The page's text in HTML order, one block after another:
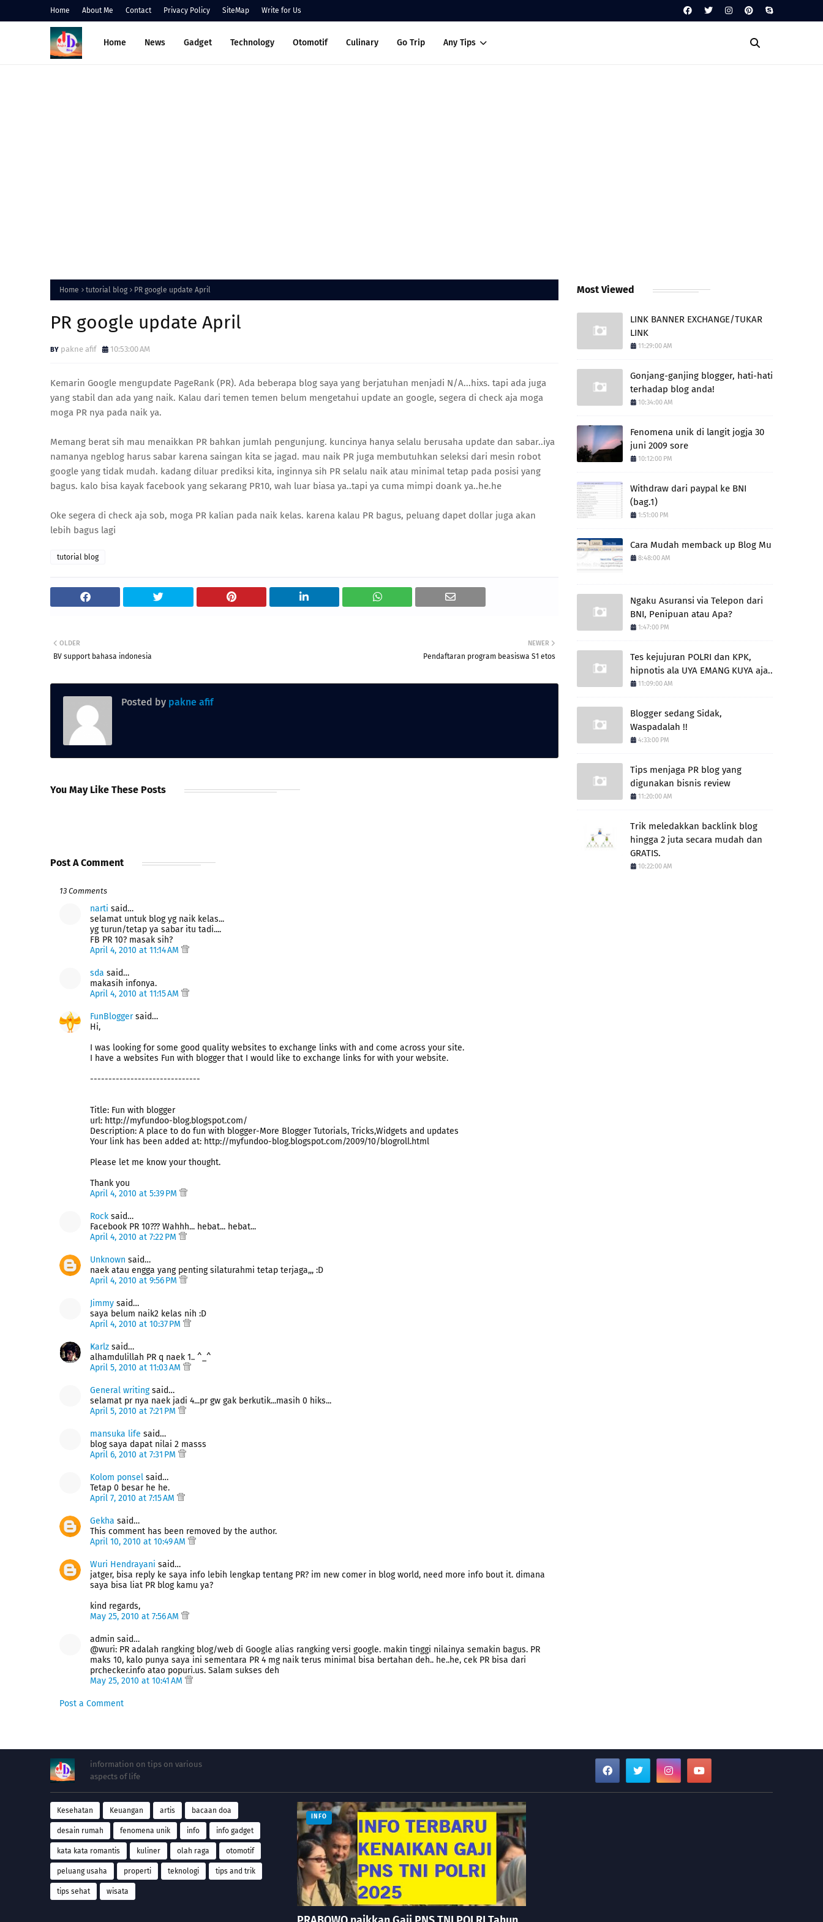
Home About Me Contact Privacy Policy SiteMap Write for Us
Home News Gadget Technology Otomotif Culinary Go Trip Any Tips
Home tutorial blog PR google update April
PR google update April
pakne afif 10:53:00 AM
Kemarin Google mengupdate PageRank (PR). Ada beberapa blog saya yang berjatuhan menjadi N/A...hixs. tapi ada juga
yang stabil dan ada yang naik. Kalau dari temen temen belum mengetahui update an google, segera di check aja moga
moga PR nya pada naik ya.
Memang berat sih mau menaikkan PR bahkan jumlah pengunjung. kuncinya hanya selalu berusaha update dan sabar..iya
namanya ngeblog harus sabar karena saingan kita se jagad. mau naik PR juga membutuhkan seleksi dari mesin robot
google yang tidak mudah. kadang diluar prediksi kita, inginnya sih PR selalu naik atau minimal tetap pada posisi yang
bagus. kalo bisa kayak facebook yang sekarang PR10, wah luar biasa ya..tapi ya cuma mimpi doank ya..he.he
Oke segera di check aja sob, moga PR kalian pada naik kelas. karena kalau PR bagus, peluang dapet dollar juga akan
lebih bagus lagi
tutorial blog
NEWER
Pendaftaran program beasiswa S1 etos
OLDER
BV support bahasa indonesia
Posted by pakne afif
You May Like These Posts
Post A Comment
13 Comments
narti said…
selamat untuk blog yg naik kelas...
yg turun/tetap ya sabar itu tadi....
FB PR 10? masak sih?
April 4, 2010 at 11:14 AM
sda said…
makasih infonya.
April 4, 2010 at 11:15 AM
FunBloggersaid…
Hi,
I was looking for some good quality websites to exchange links with and come across your site.
I have a websites Fun with blogger that I would like to exchange links for with your website.
------------------------------
Title: Fun with blogger
url: http://myfundoo-blog.blogspot.com/
Description: A place to do fun with blogger-More Blogger Tutorials, Tricks,Widgets and updates
Your link has been added at: http://myfundoo-blog.blogspot.com/2009/10/blogroll.html
Please let me know your thought.
Thank you
April 4, 2010 at 5:39 PM
Rock said…
Facebook PR 10??? Wahhh... hebat... hebat...
April 4, 2010 at 7:22 PM
Unknown said…
naek atau engga yang penting silaturahmi tetap terjaga,,, :D
April 4, 2010 at 9:56 PM
Jimmy said…
saya belum naik2 kelas nih :D
April 4, 2010 at 10:37 PM
Ҝarlz said…
alhamdulillah PR q naek 1.. ^_^
April 5, 2010 at 11:03 AM
General writingsaid…
selamat pr nya naek jadi 4...pr gw gak berkutik...masih 0 hiks...
April 5, 2010 at 7:21 PM
mansuka life said…
blog saya dapat nilai 2 masss
April 6, 2010 at 7:31 PM
Kolom ponsel said…
Tetap 0 besar he he.
April 7, 2010 at 7:15 AM
Gekha said…
This comment has been removed by the author.
April 10, 2010 at 10:49 AM
Wuri Hendrayani said…
jatger, bisa reply ke saya info lebih lengkap tentang PR? im new comer in blog world, need more info bout it. dimana
saya bisa liat PR blog kamu ya?
kind regards,
May 25, 2010 at 7:56 AM
admin said…
@wuri: PR adalah rangking blog/web di Google alias rangking versi google. makin tinggi nilainya semakin bagus. PR
maks 10, kalo punya saya ini sementara PR 4 mg naik terus minimal bisa bertahan deh.. he..he, cek PR bisa dari
prchecker.info atao popuri.us. Salam sukses deh
May 25, 2010 at 10:41 AM
Post a Comment
Most Viewed
LINK BANNER EXCHANGE/TUKAR
LINK
11:29:00 AM
Gonjang-ganjing blogger, hati-hati
terhadap blog anda!
10:34:00 AM
Fenomena unik di langit jogja 30
juni 2009 sore
10:12:00 PM
Withdraw dari paypal ke BNI
(bag.1)
1:51:00 PM
Cara Mudah memback up Blog Mu
8:48:00 AM
Ngaku Asuransi via Telepon dari
BNI, Penipuan atau Apa?
1:47:00 PM
Tes kejujuran POLRI dan KPK,
hipnotis ala UYA EMANG KUYA aja..
11:09:00 AM
Blogger sedang Sidak,
Waspadalah !!
4:33:00 PM
Tips menjaga PR blog yang
digunakan bisnis review
11:20:00 AM
Trik meledakkan backlink blog
hingga 2 juta secara mudah dan
GRATIS.
10:22:00 AM
information on tips on various
aspects of life
Kesehatan Keuangan artis bacaan doa
desain rumah fenomena unik info info gadget
kata kata romantis kuliner olah raga otomotif
peluang usaha properti teknologi tips and trik
tips sehat wisata
INFO